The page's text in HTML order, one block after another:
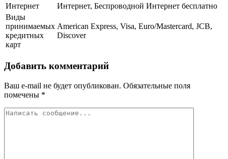
Интернет
Интернет, Беспроводной Интернет бесплатно
Виды
принимаемых
кредитных
карт
American Express, Visa, Euro/Mastercard, JCB,
Discover
Добавить комментарий
Ваш e-mail не будет опубликован. Обязательные поля
помечены *